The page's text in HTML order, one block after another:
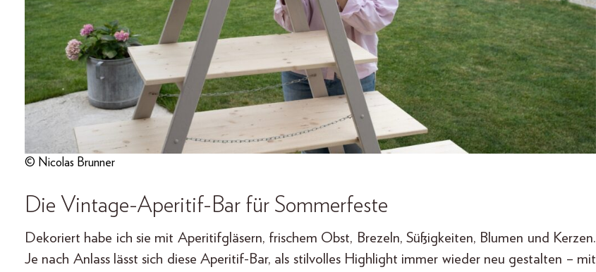
© Nicolas Brunner
Die Vintage-Aperitif-Bar für Sommerfeste
Dekoriert habe ich sie mit Aperitifgläsern, frischem Obst, Brezeln, Süßigkeiten, Blumen und Kerzen.
Je nach Anlass lässt sich diese Aperitif-Bar, als stilvolles Highlight immer wieder neu gestalten – mit